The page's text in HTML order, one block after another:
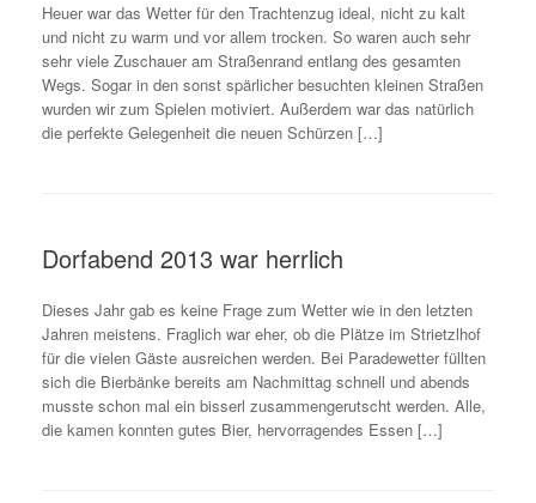
Heuer war das Wetter für den Trachtenzug ideal, nicht zu kalt
und nicht zu warm und vor allem trocken. So waren auch sehr
sehr viele Zuschauer am Straßenrand entlang des gesamten
Wegs. Sogar in den sonst spärlicher besuchten kleinen Straßen
wurden wir zum Spielen motiviert. Außerdem war das natürlich
die perfekte Gelegenheit die neuen Schürzen […]
Dorfabend 2013 war herrlich
Dieses Jahr gab es keine Frage zum Wetter wie in den letzten
Jahren meistens. Fraglich war eher, ob die Plätze im Strietzlhof
für die vielen Gäste ausreichen werden. Bei Paradewetter füllten
sich die Bierbänke bereits am Nachmittag schnell und abends
musste schon mal ein bisserl zusammengerutscht werden. Alle,
die kamen konnten gutes Bier, hervorragendes Essen […]